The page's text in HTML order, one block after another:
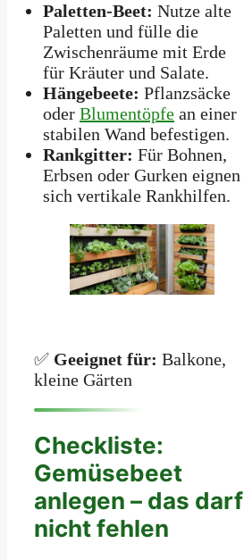
Paletten-Beet: Nutze alte
Paletten und fülle die
Zwischenräume mit Erde
für Kräuter und Salate.
Hängebeete: Pflanzsäcke
oder Blumentöpfe an einer
stabilen Wand befestigen.
Rankgitter: Für Bohnen,
Erbsen oder Gurken eignen
sich vertikale Rankhilfen.
✅ Geeignet für: Balkone,
kleine Gärten
Checkliste:
Gemüsebeet
anlegen – das darf
nicht fehlen